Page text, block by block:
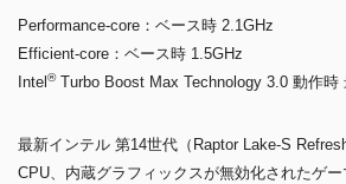
Performance-core：ベース時 2.1GHz
Efficient-core：ベース時 1.5GHz
Intel ®Turbo Boost Max Technology 3.0 動作時
最新インテル 第14世代（Raptor Lake-S
CPU、内蔵グラフィックスが無効化されたゲ